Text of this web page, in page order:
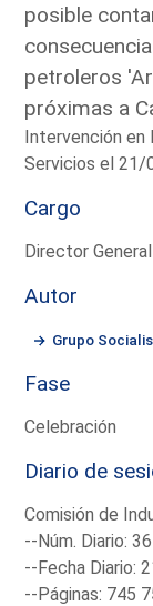
posible
petroleros
próximas a
Intervención en
Servicios el
Cargo
Director
Autor
Grupo
Fase
Celebración
Diario de
Comisión de
--Núm. Diario: 36
--Fecha Diario:
--Páginas: 745